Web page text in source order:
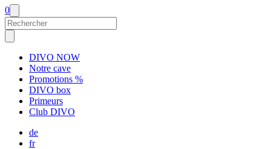
0
DIVO NOW
Notre cave
Promotions %
DIVO box
Primeurs
Club DIVO
de
fr